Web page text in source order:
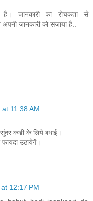
जानकारी का रोचकता से
जानकारी को सजाया है..
11:38 AM
कडी के लिये बधाई।
उठायेगें।
12:17 PM